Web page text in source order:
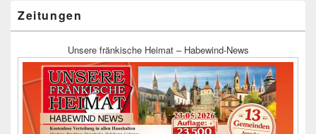
Zeitungen
Unsere fränkische Heimat – Habewind-News